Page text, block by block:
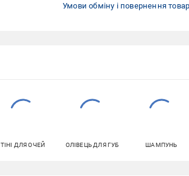
Умови обміну і повернення
ТІНІ ДЛЯ ОЧЕЙ ОЛІВЕЦЬ ДЛЯ ГУБ ШАМПУНЬ